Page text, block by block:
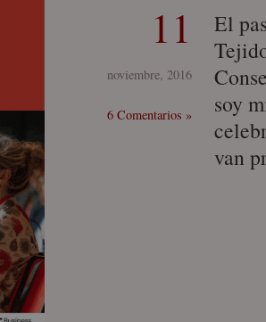
11
noviembre, 2016
6 Comentarios »
El
soy
van